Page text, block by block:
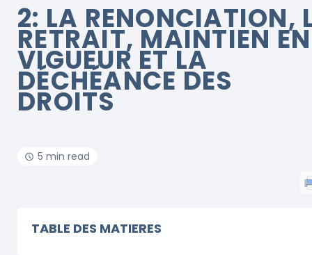
2: LA RENONCIATION,
RETRAIT, MAINTIEN EN
VIGUEUR ET LA
DÉCHÉANCE DES
DROITS
5 min read
TABLE DES MATIERES